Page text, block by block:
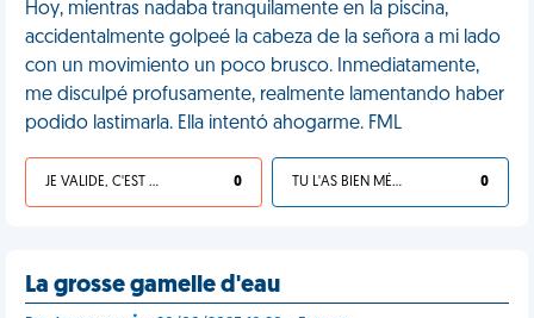
Hoy, mientras nadaba tranquilamente en la piscina,
accidentalmente golpeé la cabeza de la señora a mi lado
con un movimiento un poco brusco. Inmediatamente,
me disculpé profusamente, realmente lamentando haber
podido lastimarla. Ella intentó ahogarme. FML
JE VALIDE, C'EST UNE VDM 0 TU L'AS BIEN MÉRITÉ 0
La grosse gamelle d'eau